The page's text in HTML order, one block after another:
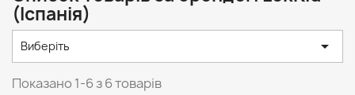
(Іспанія)
Виберіть 
Показано 1-6 з 6 товарів